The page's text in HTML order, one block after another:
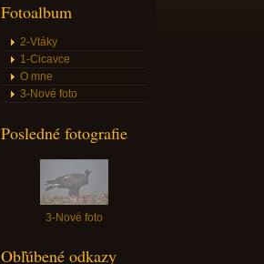
Fotoalbum
2-Vtáky
1-Cicavce
O mne
3-Nové foto
Posledné fotografie
3-Nové foto
Obľúbené odkazy